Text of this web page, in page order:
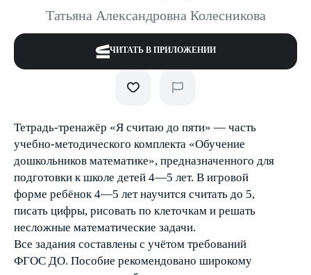
Татьяна Александровна Колесникова
ЧИТАТЬ В ПРИЛОЖЕНИИ
Тетрадь-тренажёр «Я считаю до пяти» — часть
учебно-методического комплекта «Обучение
дошкольников математике», предназначенного для
подготовки к школе детей 4—5 лет. В игровой
форме ребёнок 4—5 лет научится считать до 5,
писать цифры, рисовать по клеточкам и решать
несложные математические задачи.
Все задания составлены с учётом требований
ФГОС ДО. Пособие рекомендовано широкому